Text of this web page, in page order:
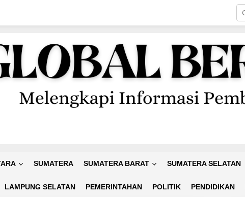
SUMATERA SUMATERA BARAT SUMATERA SELATAN
LAMPUNG SELATAN PEMERINTAHAN POLITIK PENDIDIKAN